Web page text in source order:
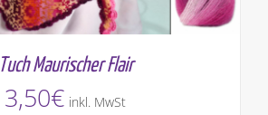
Tuch Maurischer Flair
3,50€ inkl. MwSt